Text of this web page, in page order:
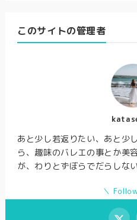
このサイトの管理者
あと少し若返りたい、あと少
ら、趣味のバレエの事とか美
が、わりとずぼらでだらしな
＼